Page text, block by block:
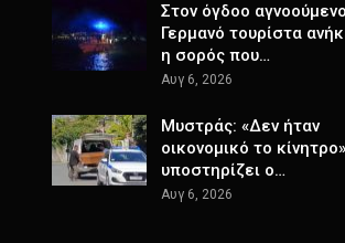
Στον όγδοο αγνοούμενο
Γερμανό τουρίστα
η σορός που…
Αυγ 6, 2026
Μυστράς: «Δεν ήταν
οικονομικό το κίνητρο»
υποστηρίζει ο…
Αυγ 6, 2026